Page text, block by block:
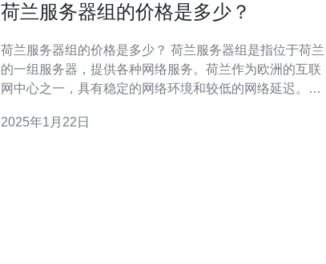
荷兰服务器组的价格是多少？
荷兰服务器组的价格是多少？ 荷兰服务器组是指位于荷兰
的一组服务器，提供各种网络服务。荷兰作为欧洲的互联
网中心之一，具有稳定的网络环境和较低的网络延迟。荷
领域。 荷兰服务器组的价格受多个因素影响：
2025年1月22日